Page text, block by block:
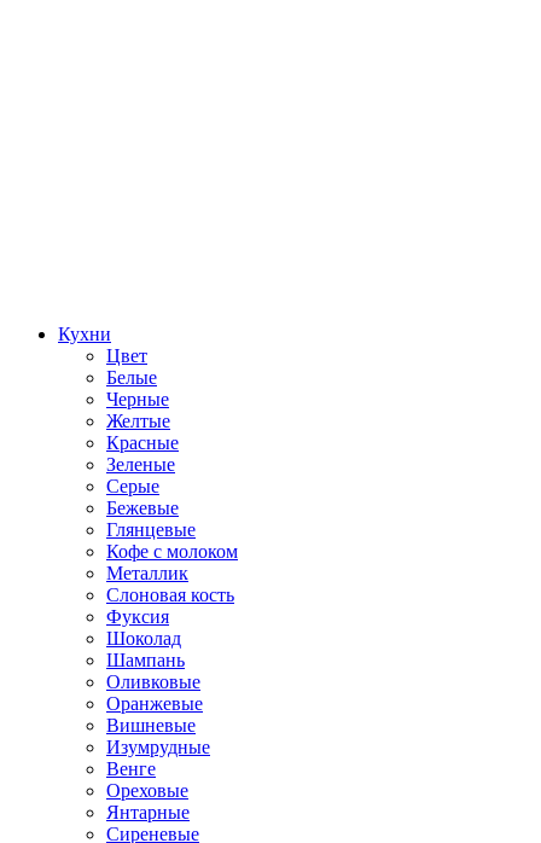
Кухни
Цвет
Белые
Черные
Желтые
Красные
Зеленые
Серые
Бежевые
Глянцевые
Кофе с молоком
Металлик
Слоновая кость
Фуксия
Шоколад
Шампань
Оливковые
Оранжевые
Вишневые
Изумрудные
Венге
Ореховые
Янтарные
Сиреневые